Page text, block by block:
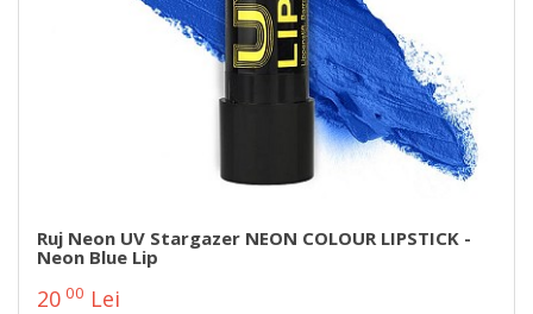
Ruj Neon UV Stargazer NEON COLOUR LIPSTICK -
Neon Blue Lip
20 00 Lei